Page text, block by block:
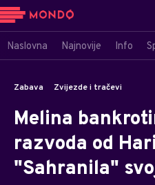
Naslovna Najnovije Info
Zabava Zvijezde i tračevi
Melina
razvoda od
"Sahranila"